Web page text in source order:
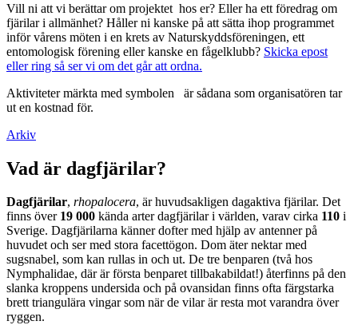
Vill ni att vi berättar om projektet hos er? Eller ha ett föredrag om
fjärilar i allmänhet? Håller ni kanske på att sätta ihop programmet
inför vårens möten i en krets av Naturskyddsföreningen, ett
entomologisk förening eller kanske en fågelklubb? Skicka epost
eller ring så ser vi om det går att ordna.
Aktiviteter märkta med symbolen
är sådana som organisatören tar
ut en kostnad för.
Arkiv
Vad är dagfjärilar?
Dagfjärilar, rhopalocera, är huvudsakligen dagaktiva fjärilar. Det
finns över 19 000 kända arter dagfjärilar i världen, varav cirka 110 i
Sverige. Dagfjärilarna känner dofter med hjälp av antenner på
huvudet och ser med stora facettögon. Dom äter nektar med
sugsnabel, som kan rullas in och ut. De tre benparen (två hos
Nymphalidae, där är första benparet tillbakabildat!) återfinns på den
slanka kroppens undersida och på ovansidan finns ofta färgstarka
brett triangulära vingar som när de vilar är resta mot varandra över
ryggen.